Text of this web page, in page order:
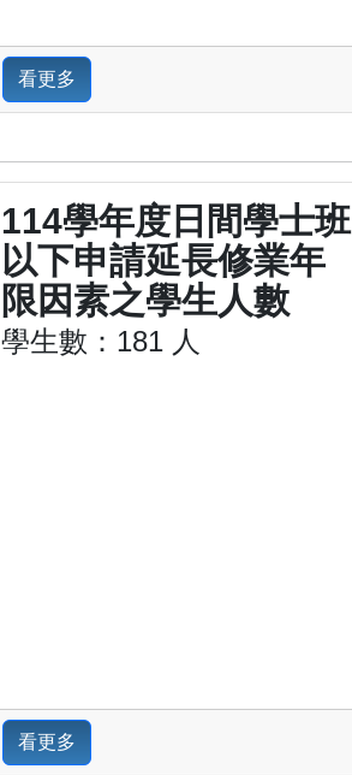
看更多
114學年度日間學士班
以下申請延長修業年
限因素之學生人數
學生數：181 人
看更多